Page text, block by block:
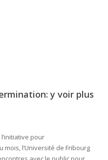
y voir plus
pour
mois, l’Université de Fribourg